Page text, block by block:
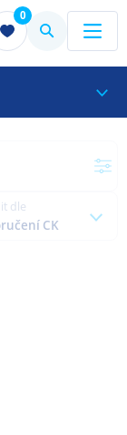
0
Menu Menu
dle
CK